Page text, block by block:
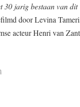
30 jarig bestaan van dit
door Levina
acteur Henri van